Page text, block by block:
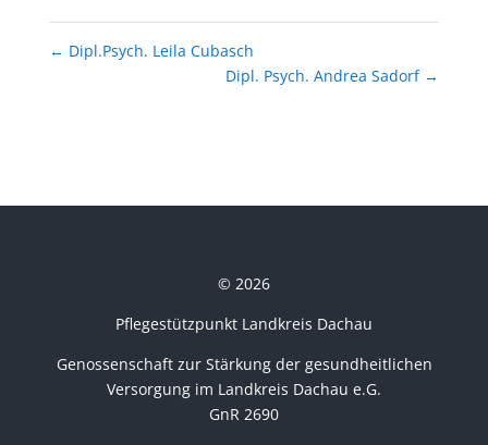
← Dipl.Psych. Leila Cubasch
Dipl. Psych. Andrea Sadorf →
© 2026
Pflegestützpunkt Landkreis Dachau
Genossenschaft zur Stärkung der gesundheitlichen
Versorgung im Landkreis Dachau e.G.
GnR 2690